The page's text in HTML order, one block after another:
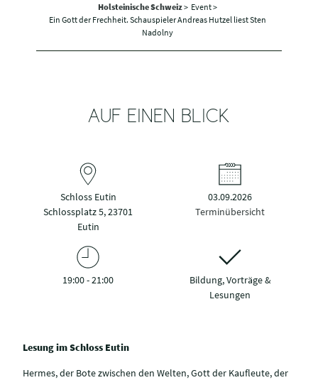
Holsteinische Schweiz> Event >
Ein Gott der Frechheit. Schauspieler Andreas Hutzel liest Sten
Nadolny
AUF EINEN BLICK
Schloss Eutin
Schlossplatz 5, 23701
Eutin
03.09.2026
Terminübersicht
19:00 - 21:00
Bildung, Vorträge &
Lesungen
Lesung im Schloss Eutin
Hermes, der Bote zwischen den Welten, Gott der Kaufleute, der